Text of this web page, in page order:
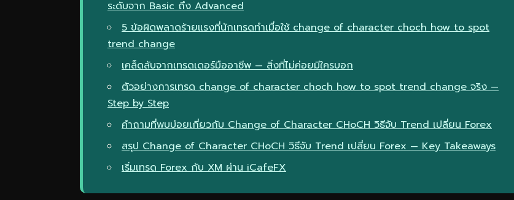
ระดับจาก Basic ถึง Advanced
5 ข้อผิดพลาดร้ายแรงที่นักเทรดทำเมื่อใช้ change of character choch how to spot
trend change
เคล็ดลับจากเทรดเดอร์มืออาชีพ — สิ่งที่ไม่ค่อยมีใครบอก
ตัวอย่างการเทรด change of character choch how to spot trend change จริง —
Step by Step
คำถามที่พบบ่อยเกี่ยวกับ Change of Character CHoCH วิธีจับ Trend เปลี่ยน Forex
สรุป Change of Character CHoCH วิธีจับ Trend เปลี่ยน Forex — Key Takeaways
เริ่มเทรด Forex กับ XM ผ่าน iCafeFX